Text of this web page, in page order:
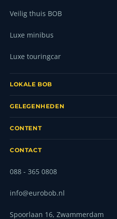
Veilig thuis BOB
Luxe minibus
Luxe touringcar
LOKALE BOB
GELEGENHEDEN
CONTENT
CONTACT
088 - 365 0808
info@eurobob.nl
Spoorlaan 16, Zwammerdam